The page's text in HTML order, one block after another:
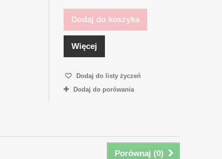
Dodaj do koszyka
Więcej
Dodaj do listy życzeń
Dodaj do porówania
Porównaj (0)